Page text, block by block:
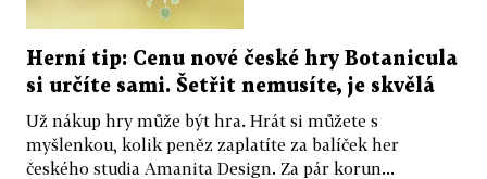
Herní tip: Cenu nové české hry Botanicula
si určíte sami. Šetřit nemusíte, je skvělá
Už nákup hry může být hra. Hrát si můžete s
myšlenkou, kolik peněz zaplatíte za balíček her
českého studia Amanita Design. Za pár korun...